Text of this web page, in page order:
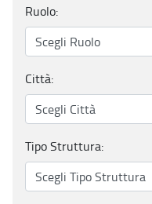
Ruolo:
Città:
Tipo Struttura: